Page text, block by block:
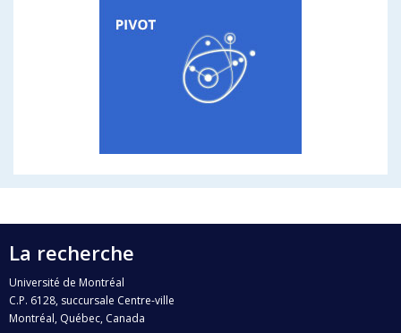
La recherche
Université de Montréal
C.P. 6128, succursale Centre-ville
Montréal, Québec, Canada